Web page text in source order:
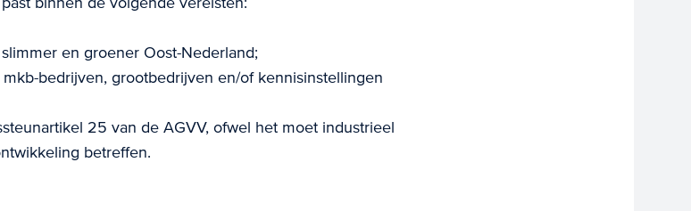
en groener Oost-Nederland;
bedrijven, grootbedrijven en/of kennisinstellingen
25 van de AGVV, ofwel het moet industrieel
betreffen.